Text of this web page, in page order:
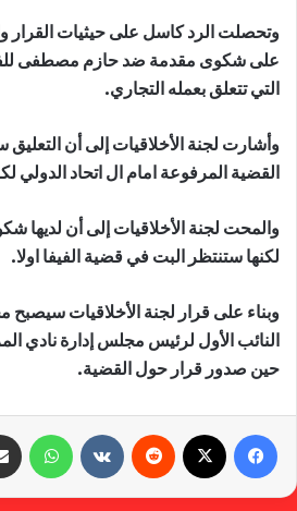
وتحصلت الرد كاسل على حيثيات القرار
على شكوى مقدمة ضد حازم مصطفى
التي تتعلق بعمله التجاري.
وأشارت لجنة الأخلاقيات إلى أن
القضية المرفوعة امام ال اتحاد الدولي
والمحت لجنة الأخلاقيات إلى أن لديها
لكنها ستنتظر البت في قضية الفيفا اولا.
وبناء على قرار لجنة الأخلاقيات
النائب الأول لرئيس مجلس إدارة نادي
حين صدور قرار حول القضية.
واتساب